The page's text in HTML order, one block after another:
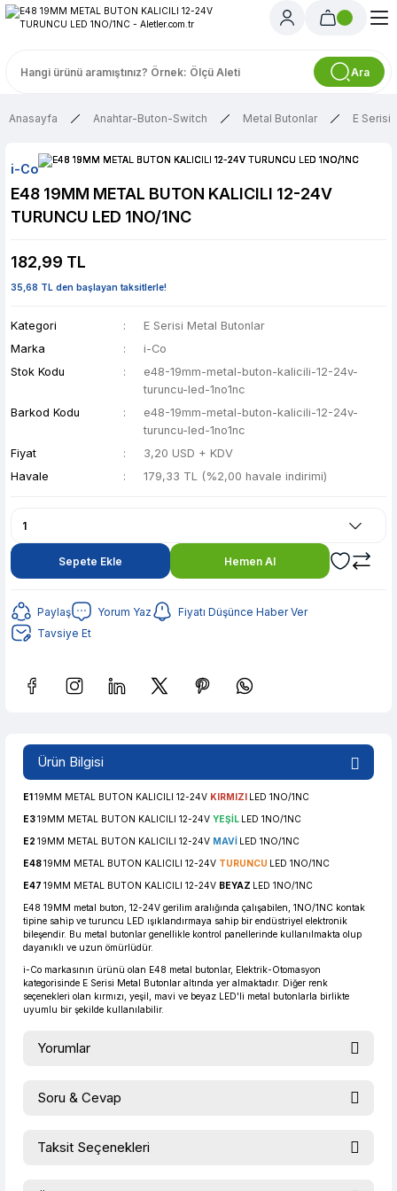
Ara
Anasayfa Anahtar-Buton-Switch Metal Butonlar E Serisi
i-Co
E48 19MM METAL BUTON KALICILI 12-24V
TURUNCU LED 1NO/1NC
182,99 TL
35,68 TL den başlayan taksitlerle!
Kategori
E Serisi Metal Butonlar
Marka
i-Co
Stok Kodu
e48-19mm-metal-buton-kalicili-12-24v-
turuncu-led-1no1nc
Barkod Kodu
e48-19mm-metal-buton-kalicili-12-24v-
turuncu-led-1no1nc
Fiyat
3,20 USD + KDV
Havale
179,33 TL (%2,00 havale indirimi)
Sepete Ekle Hemen Al
Paylaş Yorum Yaz
Fiyatı Düşünce Haber Ver
Tavsiye Et
Güvenilir Alışveriş 35,68 TL den başlayan taksitlerle! x 9
Ürün Bilgisi
E119MM METAL BUTON KALICILI 12-24V KIRMIZI LED 1NO/1NC
E319MM METAL BUTON KALICILI 12-24V YEŞİL LED 1NO/1NC
E2 19MM METAL BUTON KALICILI 12-24V MAVİ LED 1NO/1NC
E4819MM METAL BUTON KALICILI 12-24V TURUNCU LED 1NO/1NC
E47 19MM METAL BUTON KALICILI 12-24V BEYAZ LED 1NO/1NC
E48 19MM metal buton, 12-24V gerilim aralığında çalışabilen, 1NO/1NC kontak
tipine sahip ve turuncu LED ışıklandırmaya sahip bir endüstriyel elektronik
bileşendir. Bu metal butonlar genellikle kontrol panellerinde kullanılmakta olup
dayanıklı ve uzun ömürlüdür.
i-Co markasının ürünü olan E48 metal butonlar, Elektrik-Otomasyon
kategorisinde E Serisi Metal Butonlar altında yer almaktadır. Diğer renk
seçenekleri olan kırmızı, yeşil, mavi ve beyaz LED'li metal butonlarla birlikte
uyumlu bir şekilde kullanılabilir.
Yorumlar
Soru & Cevap
Taksit Seçenekleri